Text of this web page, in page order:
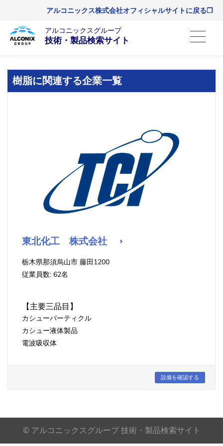
アルコニックス株式会社オフィシャルサイトに戻る❐
アルコニックスグループ
技術・製品検索サイト
樹脂に関連する企業一覧
東北化工 株式会社
栃木県那須烏山市 藤田1200
従業員数: 62名
【主要三品目】
カシューパーティクル
カシュー液体製品
電波吸収体
設備を確認する
© アルコニックスグループ 技術・製品検索サイト